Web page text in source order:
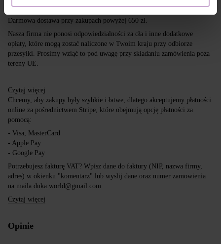
kurierskich DPD, Inpost i Poczta Polska.
Darmowa dostawa przy zakupach powyżej 650 zł.
Nasza firma nie ponosi odpowiedzialności za cła i inne dodatkowe
opłaty, które mogą zostać naliczone w Twoim kraju przy odbiorze
przesyłki. Prosimy wziąć to pod uwagę przy składaniu zamówienia poza
tereny UE.
Czytaj więcej
Chcemy, aby zakupy były szybkie i łatwe, dlatego akceptujemy płatności
online za pośrednictwem Stripe, które obejmują opcję płatności za
pomocą:
- Visa, MasterCard
- Apple Pay
- Google Pay
Potrzebujesz fakturę VAT? Wpisz dane do faktury (NIP, nazwa firmy,
adres) w okienku "komentarz" lub wyslij dane oraz numer zamowienia
na maila dnka.world@gmail.com
Czytaj więcej
Opinie